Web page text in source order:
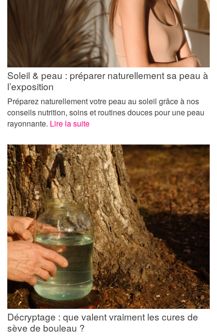
Soleil & peau : préparer naturellement sa peau à
l’exposition
Préparez naturellement votre peau au soleil grâce à nos
conseils nutrition, soins et routines douces pour une peau
rayonnante. Lire la suite
Décryptage : que valent vraiment les cures de
sève de bouleau ?